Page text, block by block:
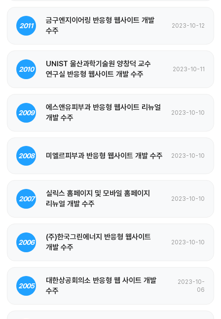
2011
금구엔지이어링 반응형 웹사이트 개발
수주
2023-10-12
2010
UNIST 울산과학기술원 양창덕 교수
연구실 반응형 웹사이트 개발 수주
2023-10-11
2009
에스앤유피부과 반응형 웹사이트 리뉴얼
개발 수주
2023-10-10
2008 미엘르피부과 반응형 웹사이트 개발 수주 2023-10-10
2007
실릭스 홈페이지 및 모바일 홈페이지
리뉴얼 개발 수주
2023-10-10
2006
(주)한국그린에너지 반응형 웹사이트
개발 수주
2023-10-10
2005
대한상공회의소 반응형 웹 사이트 개발
수주
2023-10-
06